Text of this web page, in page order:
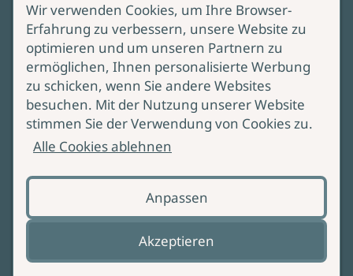
Cookie-Einstellungen
AGB Online Shop
Service
Lieferung & Versand
Produktsicherheit
Bei Fragen zur Produktsicherheit
wenden Sie sich bitte an
Wir verwenden Cookies, um Ihre Browser-
Erfahrung zu verbessern, unsere Website zu
optimieren und um unseren Partnern zu
ermöglichen, Ihnen personalisierte Werbung
zu schicken, wenn Sie andere Websites
besuchen. Mit der Nutzung unserer Website
stimmen Sie der Verwendung von Cookies zu.
Alle Cookies ablehnen
Anpassen
Akzeptieren